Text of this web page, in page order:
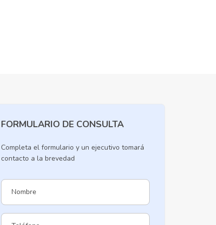
FORMULARIO DE CONSULTA
Completa el formulario y un ejecutivo tomará
contacto a la brevedad